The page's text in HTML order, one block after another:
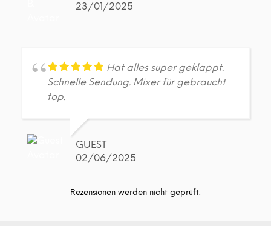
23/01/2025
Hat alles super geklappt.
Schnelle Sendung. Mixer für gebraucht
top.
GUEST
02/06/2025
Rezensionen werden nicht geprüft.